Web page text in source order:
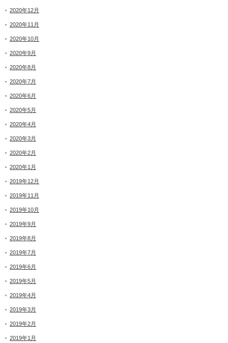
2020年12月
2020年11月
2020年10月
2020年9月
2020年8月
2020年7月
2020年6月
2020年5月
2020年4月
2020年3月
2020年2月
2020年1月
2019年12月
2019年11月
2019年10月
2019年9月
2019年8月
2019年7月
2019年6月
2019年5月
2019年4月
2019年3月
2019年2月
2019年1月